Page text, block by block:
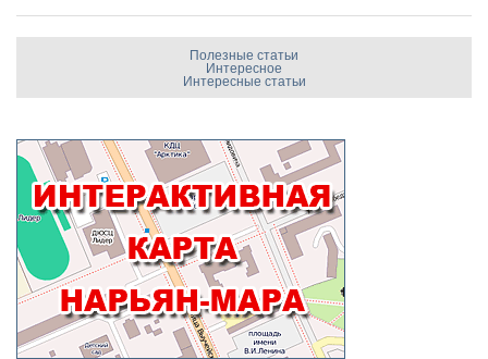
Полезные статьи
Интересное
Интересные статьи